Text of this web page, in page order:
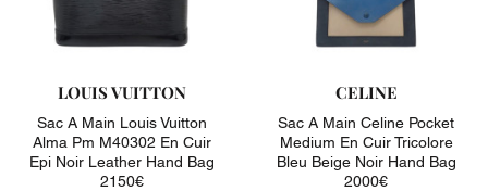
LOUIS VUITTON
Sac A Main Louis Vuitton
Alma Pm M40302 En Cuir
Epi Noir Leather Hand Bag
2150€
CELINE
Sac A Main Celine Pocket
Medium En Cuir Tricolore
Bleu Beige Noir Hand Bag
2000€